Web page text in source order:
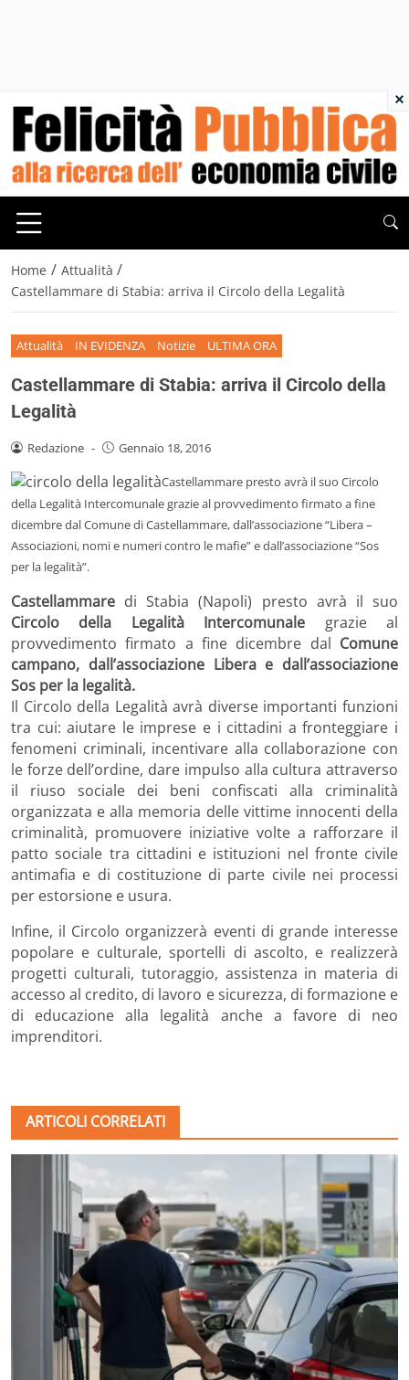
Home / Attualità /
Castellammare di Stabia: arriva il Circolo della Legalità
Attualità IN EVIDENZA Notizie ULTIMA ORA
Castellammare di Stabia: arriva il Circolo della
Legalità
Redazione - Gennaio 18, 2016
Castellammare presto avrà il suo Circolo
della Legalità Intercomunale grazie al provvedimento firmato a fine
dicembre dal Comune di Castellammare, dall’associazione “Libera –
Associazioni, nomi e numeri contro le mafie” e dall’associazione “Sos
per la legalità”.
Castellammare di Stabia (Napoli) presto avrà il suo
Circolo della Legalità Intercomunale grazie al
provvedimento firmato a fine dicembre dal Comune
campano, dall’associazione Libera e dall’associazione
Sos per la legalità.
Il Circolo della Legalità avrà diverse importanti funzioni
tra cui: aiutare le imprese e i cittadini a fronteggiare i
fenomeni criminali, incentivare alla collaborazione con
le forze dell’ordine, dare impulso alla cultura attraverso
il riuso sociale dei beni confiscati alla criminalità
organizzata e alla memoria delle vittime innocenti della
criminalità, promuovere iniziative volte a rafforzare il
patto sociale tra cittadini e istituzioni nel fronte civile
antimafia e di costituzione di parte civile nei processi
per estorsione e usura.
Infine, il Circolo organizzerà eventi di grande interesse
popolare e culturale, sportelli di ascolto, e realizzerà
progetti culturali, tutoraggio, assistenza in materia di
accesso al credito, di lavoro e sicurezza, di formazione e
di educazione alla legalità anche a favore di neo
imprenditori.
ARTICOLI CORRELATI
×